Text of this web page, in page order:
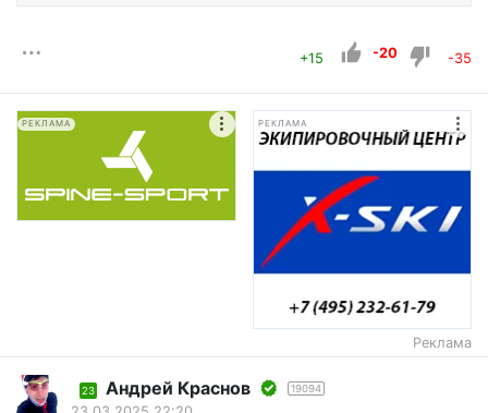
+15 -20 -35
РЕКЛАМА РЕКЛАМА
Реклама
23 Андрей Краснов 19094